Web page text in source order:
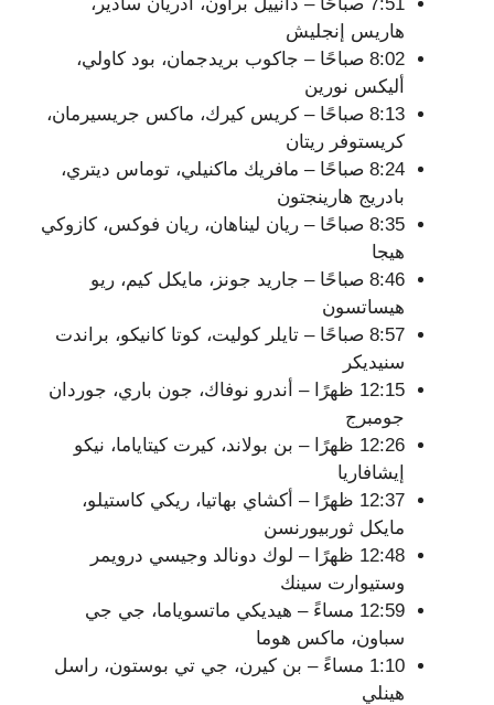
هاريس إنجليش
8:02 صباحًا – جاكوب بريدجمان، بود كاولي،
أليكس نورين
8:13 صباحًا – كريس كيرك، ماكس جريسيرمان،
كريستوفر ريتان
8:24 صباحًا – مافريك ماكنيلي، توماس ديتري،
بادريج هارينجتون
8:35 صباحًا – ريان ليناهان، ريان فوكس، كازوكي
هيجا
8:46 صباحًا – جاريد جونز، مايكل كيم، ريو
هيساتسون
8:57 صباحًا – تايلر كوليت، كوتا كانيكو، براندت
سنيديكر
12:15 ظهرًا – أندرو نوفاك، جون باري، جوردان
جومبرج
12:26 ظهرًا – بن بولاند، كيرت كيتاياما، نيكو
إيشافاريا
12:37 ظهرًا – أكشاي بهاتيا، ريكي كاستيلو،
مايكل ثوربيورنسن
12:48 ظهرًا – لوك دونالد وجيسي درويمر
وستيوارت سينك
12:59 مساءً – هيديكي ماتسوياما، جي جي
سباون، ماكس هوما
1:10 مساءً – بن كيرن، جي تي بوستون، راسل
هينلي